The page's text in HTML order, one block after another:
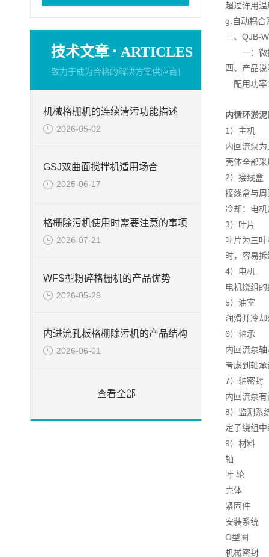
技术文章 · ARTICLES
致力于成为合格的解决方案供应商！
机械格栅机的连续清污功能描述
2026-05-02
GSJ双曲面搅拌机适用场合
2025-06-17
格栅除污机使用时需要注意的事项
2026-07-21
WFS型粉碎格栅机的产品优势
2026-05-29
内进流孔板格栅除污机的产品结构
2026-06-01
查看全部
超过许用
g:自动耦
三、QJB-
一：微扬
四、产品
配用功率
内循环淤
1）主机
内回流泵
壳体全部
2）接线盒
接线盒与
冷却：电
3）叶片
叶片为三
时，容易
4）电机
电机绕组
5）油室
润滑并冷
6）轴承
内回流泵
考虑到轴
7）轴密封
内回流泵
8）监测系
定子绕组
9）材料
轴
叶
壳
紧固
安装
O型
机械